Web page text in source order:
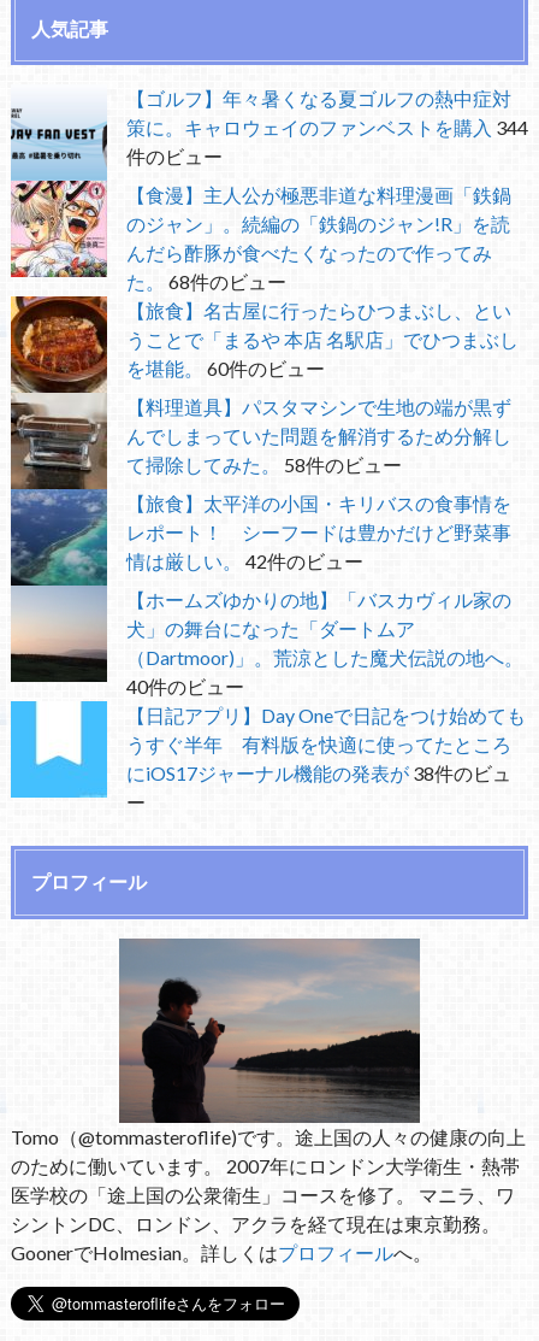
人気記事
【ゴルフ】年々暑くなる夏ゴルフの熱中症対
策に。キャロウェイのファンベストを購入 344
件のビュー
【食漫】主人公が極悪非道な料理漫画「鉄鍋
のジャン」。続編の「鉄鍋のジャン!R」を読
んだら酢豚が食べたくなったので作ってみ
た。
68件のビュー
【旅食】名古屋に行ったらひつまぶし、とい
うことで「まるや 本店 名駅店」でひつまぶし
を堪能。
60件のビュー
【料理道具】パスタマシンで生地の端が黒ず
んでしまっていた問題を解消するため分解し
て掃除してみた。
58件のビュー
【旅食】太平洋の小国・キリバスの食事情を
レポート！ シーフードは豊かだけど野菜事
情は厳しい。
42件のビュー
【ホームズゆかりの地】「バスカヴィル家の
犬」の舞台になった「ダートムア
（Dartmoor)」。荒涼とした魔犬伝説の地へ。
40件のビュー
【日記アプリ】Day Oneで日記をつけ始めても
うすぐ半年 有料版を快適に使ってたところ
にiOS17ジャーナル機能の発表が 38件のビュ
ー
プロフィール
Tomo（@tommasteroflife)です。途上国の人々の健康の向上
のために働いています。 2007年にロンドン大学衛生・熱帯
医学校の「途上国の公衆衛生」コースを修了。 マニラ、ワ
シントンDC、ロンドン、アクラを経て現在は東京勤務。
GoonerでHolmesian。詳しくはプロフィールへ。